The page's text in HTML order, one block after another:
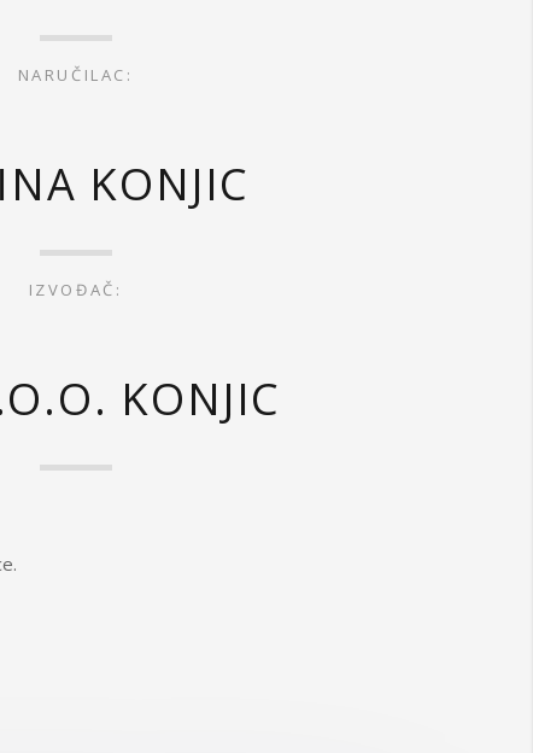
NARUČILAC:
KONJIC
IZVOĐAČ:
KONJIC